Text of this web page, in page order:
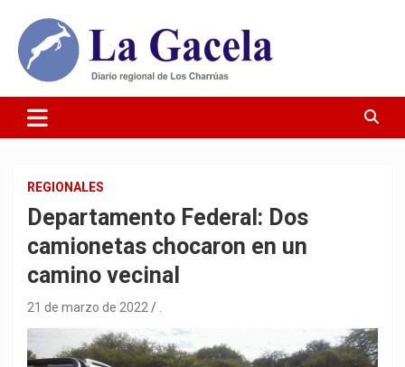
contenido
Diario La Gacela
REGIONALES
Departamento Federal: Dos
camionetas chocaron en un
camino vecinal
21 de marzo de 2022